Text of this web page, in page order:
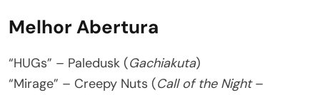
Melhor Abertura
“HUGs” – Paledusk (Gachiakuta)
“Mirage” – Creepy Nuts (Call of the Night–